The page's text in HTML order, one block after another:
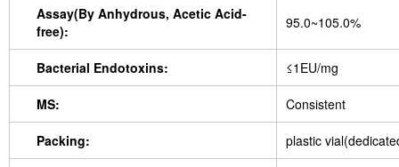
Assay(By Anhydrous, Acetic Acid-
free):
95.0~105.0%
Bacterial Endotoxins: ≤1EU/mg
MS: Consistent
Packing: plastic